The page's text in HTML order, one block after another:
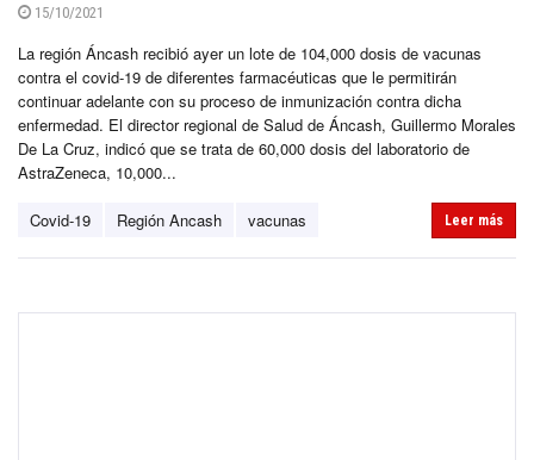
15/10/2021
La región Áncash recibió ayer un lote de 104,000 dosis de vacunas
contra el covid-19 de diferentes farmacéuticas que le permitirán
continuar adelante con su proceso de inmunización contra dicha
enfermedad. El director regional de Salud de Áncash, Guillermo Morales
De La Cruz, indicó que se trata de 60,000 dosis del laboratorio de
AstraZeneca, 10,000...
Covid-19 Región Ancash vacunas Leer más